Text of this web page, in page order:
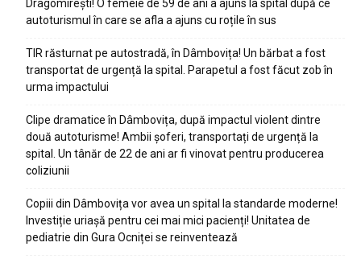
Dragomirești! O femeie de 59 de ani a ajuns la spital după ce
autoturismul în care se afla a ajuns cu roțile în sus
TIR răsturnat pe autostradă, în Dâmbovița! Un bărbat a fost
transportat de urgență la spital. Parapetul a fost făcut zob în
urma impactului
Clipe dramatice în Dâmbovița, după impactul violent dintre
două autoturisme! Ambii șoferi, transportați de urgență la
spital. Un tânăr de 22 de ani ar fi vinovat pentru producerea
coliziunii
Copiii din Dâmbovița vor avea un spital la standarde moderne!
Investiție uriașă pentru cei mai mici pacienți! Unitatea de
pediatrie din Gura Ocniței se reinventează